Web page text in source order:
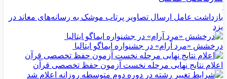
بازداشت عامل ارسال تصاویر پرتاب موشک به رسانه‌های معاند در
یزد
درخشش «مرد آرام» در جشنواره ایماگو ایتالیا
اعلام نتایج نهایی مرحله نخست آزمون حفظ تخصصی قرآن